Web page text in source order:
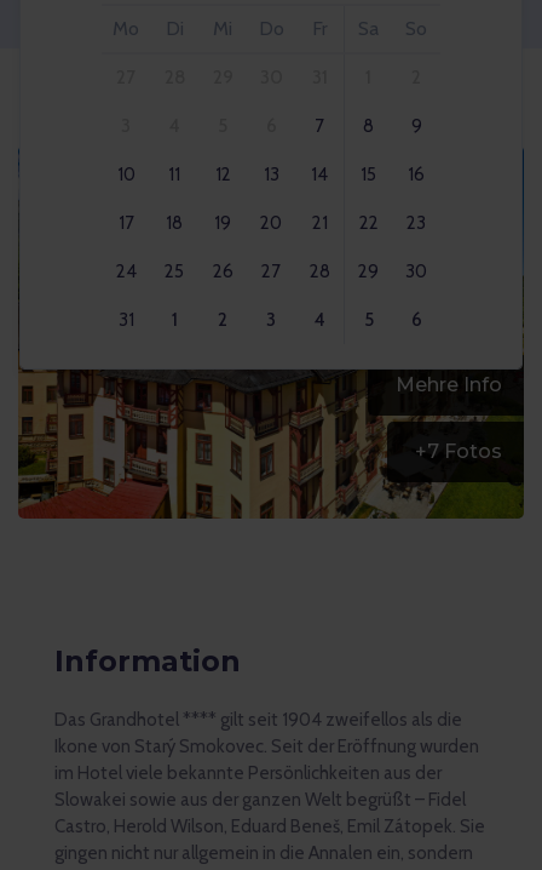
Mo Di Mi Do Fr Sa So
7 8 9
10 11 12 13 14 15 16
17 18 19 20 21 22 23
24 25 26 27 28 29 30
31 1 2 3 4 5 6
Mehre Info
+7 Fotos
Information
Das Grandhotel **** gilt seit 1904 zweifellos als die
Ikone von Starý Smokovec. Seit der Eröffnung wurden
im Hotel viele bekannte Persönlichkeiten aus der
Slowakei sowie aus der ganzen Welt begrüßt – Fidel
Castro, Herold Wilson, Eduard Beneš, Emil Zátopek. Sie
gingen nicht nur allgemein in die Annalen ein, sondern